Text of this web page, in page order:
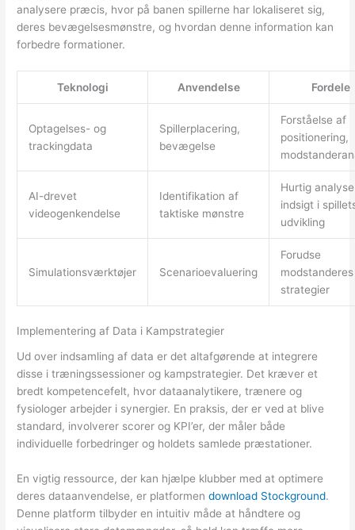
analysere præcis, hvor på banen spillerne har lokaliseret sig,
deres bevægelsesmønstre, og hvordan denne information kan
forbedre formationer.
Teknologi Anvendelse Fordele
Optagelses- og
trackingdata
Spillerplacering,
bevægelse
Forståelse af
positionering,
AI-drevet
videogenkendelse
Identifikation af
taktiske mønstre
Hurtig
indsigt i
udvikling
Simulationsværktøjer Scenarioevaluering
Forudse
modstanderes
strategier
Implementering af Data i Kampstrategier
Ud over indsamling af data er det altafgørende at integrere
disse i træningssessioner og kampstrategier. Det kræver et
bredt kompetencefelt, hvor dataanalytikere, trænere og
fysiologer arbejder i synergier. En praksis, der er ved at blive
standard, involverer scorer og KPI’er, der måler både
individuelle forbedringer og holdets samlede præstationer.
En vigtig ressource, der kan hjælpe klubber med at optimere
deres dataanvendelse, er platformendownload Stockground.
Denne platform tilbyder en intuitiv måde at håndtere og